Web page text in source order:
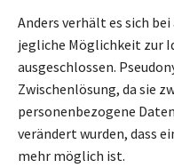
Anders verhält es sich
jegliche Möglichkeit zur
ausgeschlossen.
Zwischenlösung, da sie
personenbezogene
verändert wurden, dass
mehr möglich ist.